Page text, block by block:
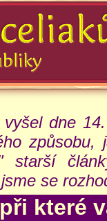
vyšel dne
starší
se
které